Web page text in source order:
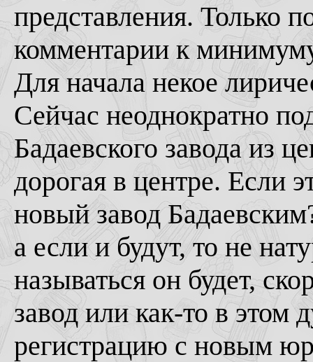
представления. Только
комментарии к
Для начала некое
Сейчас неоднократно
Бадаевского завода из
дорогая в центре. Если
новый завод
а если и будут, то не
называться он будет,
завод или как-то в этом
регистрацию с новым